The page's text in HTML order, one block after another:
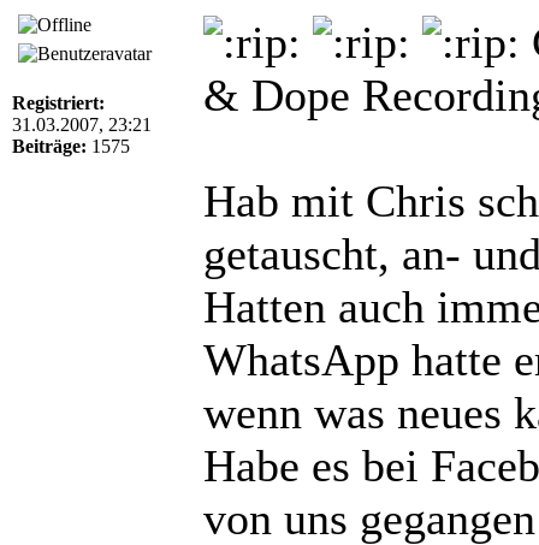
Registriert:
31.03.2007, 23:21
Beiträge: 1575
& Dope
Hab mit Chris
getauscht, an-
Hatten auch
WhatsApp hatte
wenn was neues
Habe es bei
von uns